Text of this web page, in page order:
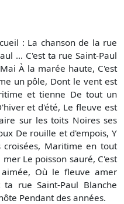
: La chanson de la rue
... C'est ta rue Saint-Paul
À la marée haute, C'est
un pôle, Dont le vent est
et tienne De tout un
et d'été, Le fleuve est
sur les toits Noires ses
De rouille et d'empois, Y
Maritime en tout
Le poisson sauré, C'est
Où le fleuve amer
rue Saint-Paul Blanche
Pendant des années.